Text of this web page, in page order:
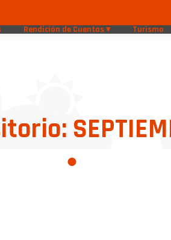
Rendición de Cuentas Turismo